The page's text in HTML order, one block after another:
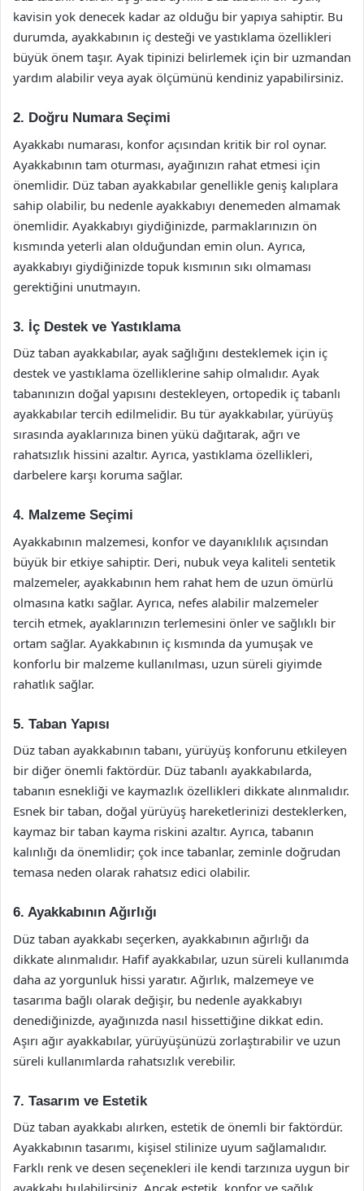
kavisin yok denecek kadar az olduğu bir yapıya sahiptir. Bu
durumda, ayakkabının iç desteği ve yastıklama özellikleri
büyük önem taşır. Ayak tipinizi belirlemek için bir uzmandan
yardım alabilir veya ayak ölçümünü kendiniz yapabilirsiniz.
2. Doğru Numara Seçimi
Ayakkabı numarası, konfor açısından kritik bir rol oynar.
Ayakkabının tam oturması, ayağınızın rahat etmesi için
önemlidir. Düz taban ayakkabılar genellikle geniş kalıplara
sahip olabilir, bu nedenle ayakkabıyı denemeden almamak
önemlidir. Ayakkabıyı giydiğinizde, parmaklarınızın ön
kısmında yeterli alan olduğundan emin olun. Ayrıca,
ayakkabıyı giydiğinizde topuk kısmının sıkı olmaması
gerektiğini unutmayın.
3. İç Destek ve Yastıklama
Düz taban ayakkabılar, ayak sağlığını desteklemek için iç
destek ve yastıklama özelliklerine sahip olmalıdır. Ayak
tabanınızın doğal yapısını destekleyen, ortopedik iç tabanlı
ayakkabılar tercih edilmelidir. Bu tür ayakkabılar, yürüyüş
sırasında ayaklarınıza binen yükü dağıtarak, ağrı ve
rahatsızlık hissini azaltır. Ayrıca, yastıklama özellikleri,
darbelere karşı koruma sağlar.
4. Malzeme Seçimi
Ayakkabının malzemesi, konfor ve dayanıklılık açısından
büyük bir etkiye sahiptir. Deri, nubuk veya kaliteli sentetik
malzemeler, ayakkabının hem rahat hem de uzun ömürlü
olmasına katkı sağlar. Ayrıca, nefes alabilir malzemeler
tercih etmek, ayaklarınızın terlemesini önler ve sağlıklı bir
ortam sağlar. Ayakkabının iç kısmında da yumuşak ve
konforlu bir malzeme kullanılması, uzun süreli giyimde
rahatlık sağlar.
5. Taban Yapısı
Düz taban ayakkabının tabanı, yürüyüş konforunu etkileyen
bir diğer önemli faktördür. Düz tabanlı ayakkabılarda,
tabanın esnekliği ve kaymazlık özellikleri dikkate alınmalıdır.
Esnek bir taban, doğal yürüyüş hareketlerinizi desteklerken,
kaymaz bir taban kayma riskini azaltır. Ayrıca, tabanın
kalınlığı da önemlidir; çok ince tabanlar, zeminle doğrudan
temasa neden olarak rahatsız edici olabilir.
6. Ayakkabının Ağırlığı
Düz taban ayakkabı seçerken, ayakkabının ağırlığı da
dikkate alınmalıdır. Hafif ayakkabılar, uzun süreli kullanımda
daha az yorgunluk hissi yaratır. Ağırlık, malzemeye ve
tasarıma bağlı olarak değişir, bu nedenle ayakkabıyı
denediğinizde, ayağınızda nasıl hissettiğine dikkat edin.
Aşırı ağır ayakkabılar, yürüyüşünüzü zorlaştırabilir ve uzun
süreli kullanımlarda rahatsızlık verebilir.
7. Tasarım ve Estetik
Düz taban ayakkabı alırken, estetik de önemli bir faktördür.
Ayakkabının tasarımı, kişisel stilinize uyum sağlamalıdır.
Farklı renk ve desen seçenekleri ile kendi tarzınıza uygun bir
ayakkabı bulabilirsiniz. Ancak estetik, konfor ve sağlık